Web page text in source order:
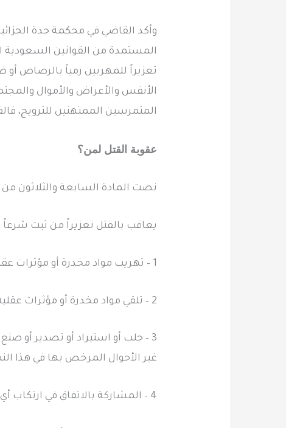
وأكد القاضي في محكمة جدة
المستمدة من القوانين السعودية
تعزيراً للمهربين رمياً بالرصاص أو
الأنفس والأعراض والأموال
المتمرسين الممتهنين للترويج،
عقوبة القتل لمن؟
نصت المادة السابعة والثلاثون
يعاقب بالقتل تعزيراً من ثبت
1 – تهريب مواد مخدرة أو مؤثرات عقلية.
2 – تلقي مواد مخدرة أو مؤثرات عقلية من مهرب.
3 – جلب أو استيراد أو تصدير أو
غير الأحوال المرخص بها في هذا
4 – المشاركة بالاتفاق في ارتكاب أي من الأفعال المنصوص عليها في الفقرات السابقة.